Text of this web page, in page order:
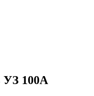
УЗ 100А